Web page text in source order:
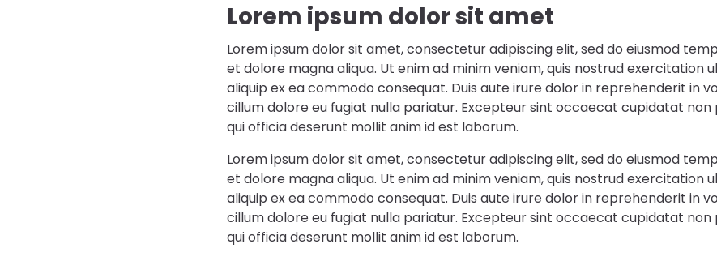
Lorem ipsum dolor sit amet
Lorem ipsum dolor sit amet, consectetur adipiscing elit, sed do eiusmod
et dolore magna aliqua. Ut enim ad minim veniam, quis nostrud exercitation
aliquip ex ea commodo consequat. Duis aute irure dolor in reprehenderit in
cillum dolore eu fugiat nulla pariatur. Excepteur sint occaecat cupidatat non
qui officia deserunt mollit anim id est laborum.
Lorem ipsum dolor sit amet, consectetur adipiscing elit, sed do eiusmod
et dolore magna aliqua. Ut enim ad minim veniam, quis nostrud exercitation
aliquip ex ea commodo consequat. Duis aute irure dolor in reprehenderit in
cillum dolore eu fugiat nulla pariatur. Excepteur sint occaecat cupidatat non
qui officia deserunt mollit anim id est laborum.